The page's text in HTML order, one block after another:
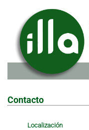
Contacto
Localización